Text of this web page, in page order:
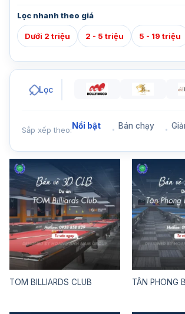
Lọc nhanh theo giá
Dưới 2 triệu 2 - 5 triệu 5 - 19 triệu
Lọc
Sắp xếp theo: Nổi bật Bán chạy
TOM BILLIARDS CLUB TÂN PHONG